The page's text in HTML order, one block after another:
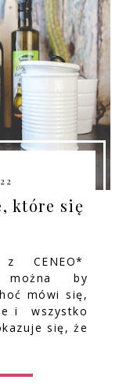
które się
CENEO*
można by
mówi się,
i wszystko
się, że